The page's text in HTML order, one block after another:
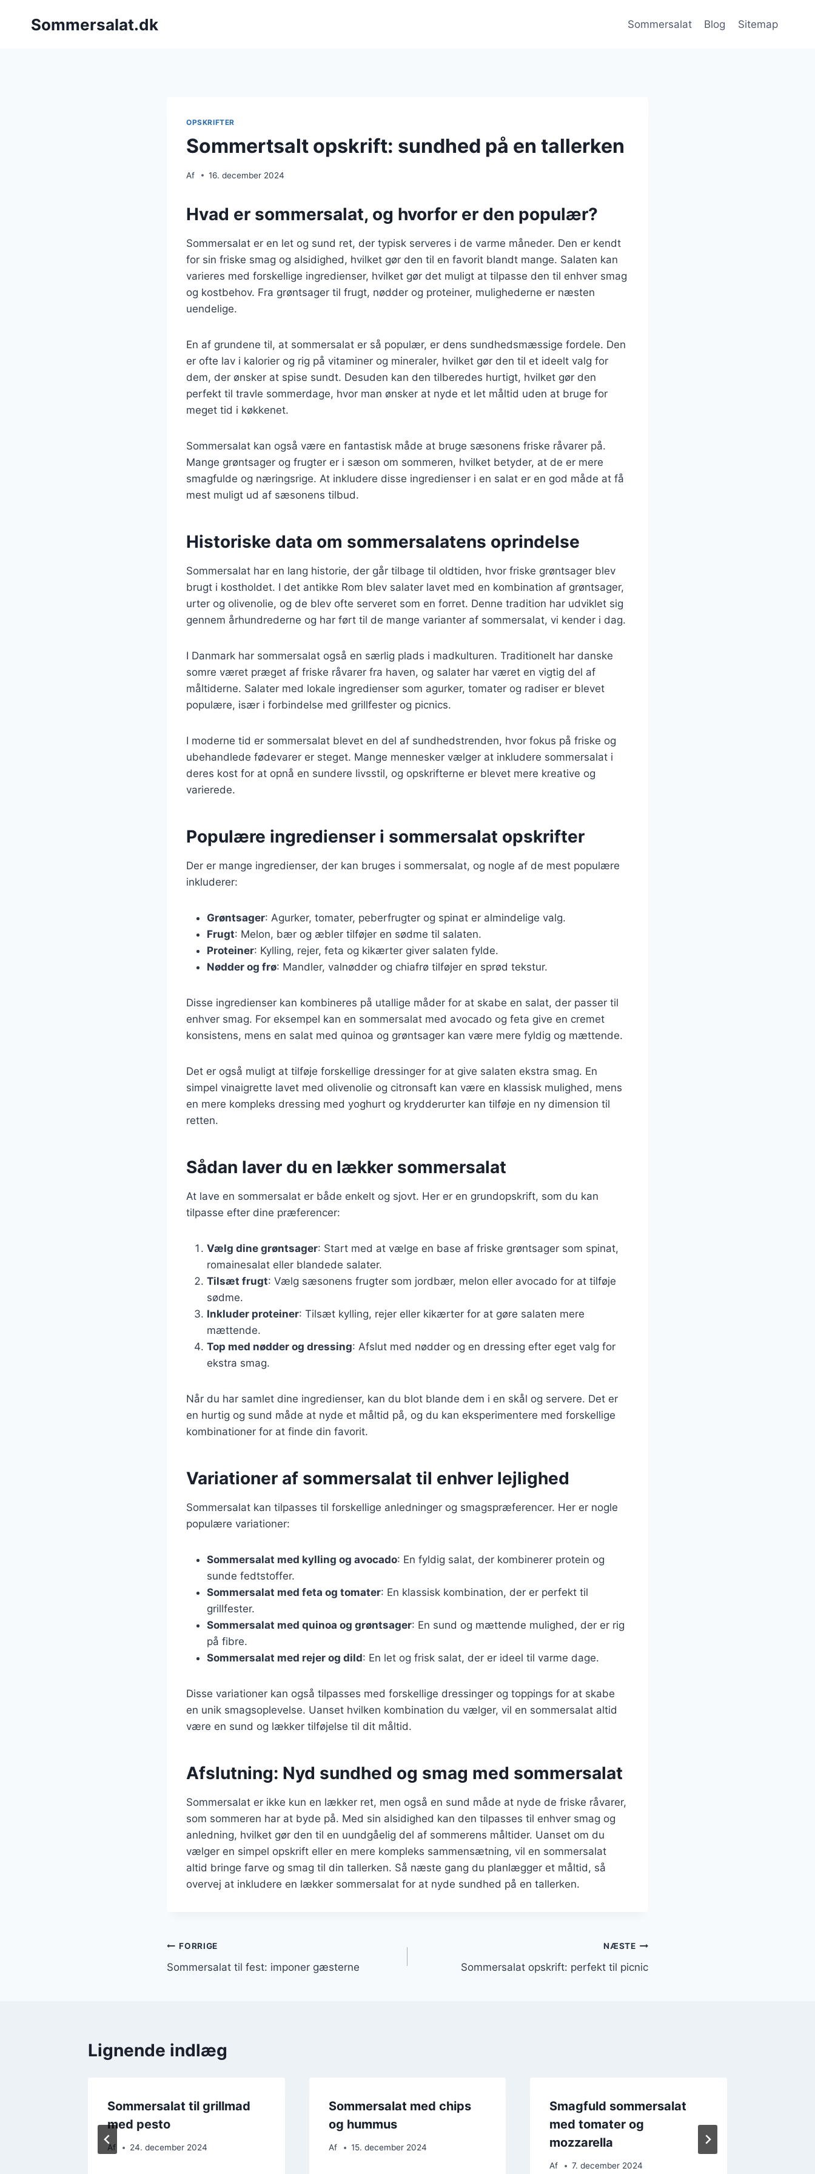
Sommersalat.dk Sommersalat Blog Sitemap
OPSKRIFTER
Sommertsalt opskrift: sundhed på en tallerken
Af 16. december 2024
Hvad er sommersalat, og hvorfor er den populær?
Sommersalat er en let og sund ret, der typisk serveres i de varme måneder. Den er kendt
for sin friske smag og alsidighed, hvilket gør den til en favorit blandt mange. Salaten kan
varieres med forskellige ingredienser, hvilket gør det muligt at tilpasse den til enhver smag
og kostbehov. Fra grøntsager til frugt, nødder og proteiner, mulighederne er næsten
uendelige.
En af grundene til, at sommersalat er så populær, er dens sundhedsmæssige fordele. Den
er ofte lav i kalorier og rig på vitaminer og mineraler, hvilket gør den til et ideelt valg for
dem, der ønsker at spise sundt. Desuden kan den tilberedes hurtigt, hvilket gør den
perfekt til travle sommerdage, hvor man ønsker at nyde et let måltid uden at bruge for
meget tid i køkkenet.
Sommersalat kan også være en fantastisk måde at bruge sæsonens friske råvarer på.
Mange grøntsager og frugter er i sæson om sommeren, hvilket betyder, at de er mere
smagfulde og næringsrige. At inkludere disse ingredienser i en salat er en god måde at få
mest muligt ud af sæsonens tilbud.
Historiske data om sommersalatens oprindelse
Sommersalat har en lang historie, der går tilbage til oldtiden, hvor friske grøntsager blev
brugt i kostholdet. I det antikke Rom blev salater lavet med en kombination af grøntsager,
urter og olivenolie, og de blev ofte serveret som en forret. Denne tradition har udviklet sig
gennem århundrederne og har ført til de mange varianter af sommersalat, vi kender i dag.
I Danmark har sommersalat også en særlig plads i madkulturen. Traditionelt har danske
somre været præget af friske råvarer fra haven, og salater har været en vigtig del af
måltiderne. Salater med lokale ingredienser som agurker, tomater og radiser er blevet
populære, især i forbindelse med grillfester og picnics.
I moderne tid er sommersalat blevet en del af sundhedstrenden, hvor fokus på friske og
ubehandlede fødevarer er steget. Mange mennesker vælger at inkludere sommersalat i
deres kost for at opnå en sundere livsstil, og opskrifterne er blevet mere kreative og
varierede.
Populære ingredienser i sommersalat opskrifter
Der er mange ingredienser, der kan bruges i sommersalat, og nogle af de mest populære
inkluderer:
Grøntsager: Agurker, tomater, peberfrugter og spinat er almindelige valg.
Frugt: Melon, bær og æbler tilføjer en sødme til salaten.
Proteiner: Kylling, rejer, feta og kikærter giver salaten fylde.
Nødder og frø: Mandler, valnødder og chiafrø tilføjer en sprød tekstur.
Disse ingredienser kan kombineres på utallige måder for at skabe en salat, der passer til
enhver smag. For eksempel kan en sommersalat med avocado og feta give en cremet
konsistens, mens en salat med quinoa og grøntsager kan være mere fyldig og mættende.
Det er også muligt at tilføje forskellige dressinger for at give salaten ekstra smag. En
simpel vinaigrette lavet med olivenolie og citronsaft kan være en klassisk mulighed, mens
en mere kompleks dressing med yoghurt og krydderurter kan tilføje en ny dimension til
retten.
Sådan laver du en lækker sommersalat
At lave en sommersalat er både enkelt og sjovt. Her er en grundopskrift, som du kan
tilpasse efter dine præferencer:
Vælg dine grøntsager: Start med at vælge en base af friske grøntsager som spinat,
romainesalat eller blandede salater.
Tilsæt frugt: Vælg sæsonens frugter som jordbær, melon eller avocado for at tilføje
sødme.
Inkluder proteiner: Tilsæt kylling, rejer eller kikærter for at gøre salaten mere
mættende.
Top med nødder og dressing: Afslut med nødder og en dressing efter eget valg for
ekstra smag.
Når du har samlet dine ingredienser, kan du blot blande dem i en skål og servere. Det er
en hurtig og sund måde at nyde et måltid på, og du kan eksperimentere med forskellige
kombinationer for at finde din favorit.
Variationer af sommersalat til enhver lejlighed
Sommersalat kan tilpasses til forskellige anledninger og smagspræferencer. Her er nogle
populære variationer:
Sommersalat med kylling og avocado: En fyldig salat, der kombinerer protein og
sunde fedtstoffer.
Sommersalat med feta og tomater: En klassisk kombination, der er perfekt til
grillfester.
Sommersalat med quinoa og grøntsager: En sund og mættende mulighed, der er rig
på fibre.
Sommersalat med rejer og dild: En let og frisk salat, der er ideel til varme dage.
Disse variationer kan også tilpasses med forskellige dressinger og toppings for at skabe
en unik smagsoplevelse. Uanset hvilken kombination du vælger, vil en sommersalat altid
være en sund og lækker tilføjelse til dit måltid.
Afslutning: Nyd sundhed og smag med sommersalat
Sommersalat er ikke kun en lækker ret, men også en sund måde at nyde de friske råvarer,
som sommeren har at byde på. Med sin alsidighed kan den tilpasses til enhver smag og
anledning, hvilket gør den til en uundgåelig del af sommerens måltider. Uanset om du
vælger en simpel opskrift eller en mere kompleks sammensætning, vil en sommersalat
altid bringe farve og smag til din tallerken. Så næste gang du planlægger et måltid, så
overvej at inkludere en lækker sommersalat for at nyde sundhed på en tallerken.
Indlægsnavigation
FORRIGE
Sommersalat til fest: imponer gæsterne
NÆSTE
Sommersalat opskrift: perfekt til picnic
Lignende indlæg
Sommersalat til grillmad
med pesto
Af 24. december 2024
Sommersalat med chips
og hummus
Af 15. december 2024
Smagfuld sommersalat
med tomater og
mozzarella
Af 7. december 2024